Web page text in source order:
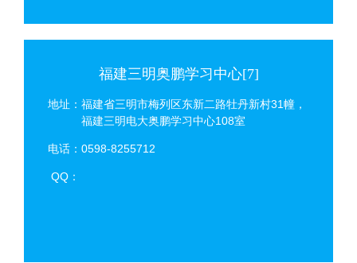
福建三明奥鹏学习中心[7]
地址：福建省三明市梅列区东新二路牡丹新村31幢，
福建三明电大奥鹏学习中心108室
电话：0598-8255712
QQ：